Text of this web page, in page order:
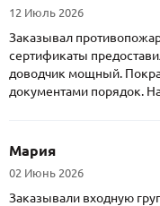
12 Июль 2026
Заказывал
сертификаты
доводчик мощный.
документами порядок.
Мария
02 Июнь 2026
Заказывали входную